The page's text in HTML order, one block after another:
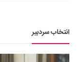
انتخاب سردبیر